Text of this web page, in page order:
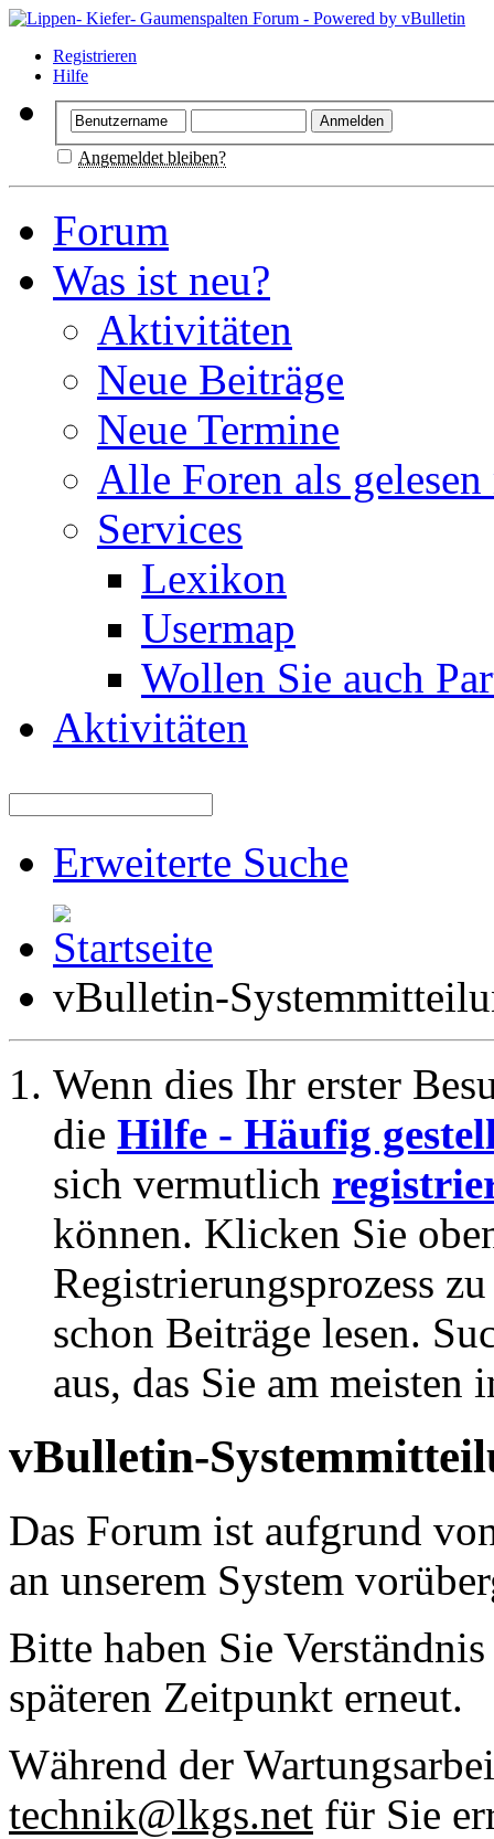
Registrieren
Hilfe
Angemeldet bleiben?
Forum
Was ist neu?
Aktivitäten
Neue Beiträge
Neue Termine
Alle Foren als
Services
Lexikon
Usermap
Wollen Sie auch
Aktivitäten
Erweiterte Suche
vBulletin-
Wenn dies Ihr erster
die Hilfe - Häufig
sich vermutlich
können. Klicken Sie
Registrierungsprozess
schon Beiträge lesen.
aus, das Sie am meisten
vBulletin-
Das Forum ist aufgrund
an unserem System
Bitte haben Sie
späteren Zeitpunkt erneut.
Während der
technik@lkgs.net für Sie